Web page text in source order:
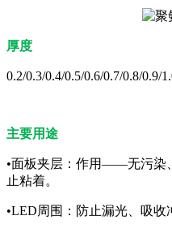
厚度
0.2/0.3/0.4/0.5/0.6/0.7/0.8/0.9/
主要用途
•面板夹层：作用——无污染
止粘着。
•LED周围：防止漏光、吸收